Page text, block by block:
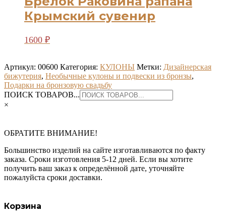
Крымский сувенир
1600 ₽
Артикул: 00600 Категория: КУЛОНЫ Метки: Дизайнерская
бижутерия, Необычные кулоны и подвески из бронзы,
Подарки на бронзовую свадьбу
ПОИСК ТОВАРОВ...
×
ОБРАТИТЕ ВНИМАНИЕ!
Большинство изделий на сайте изготавливаются по факту
заказа. Сроки изготовления 5-12 дней. Если вы хотите
получить ваш заказ к определённой дате, уточняйте
пожалуйста сроки доставки.
Корзина